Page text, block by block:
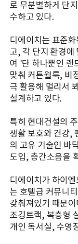
로 무분별하게 단
수하고 있다.
디에이치는 표준
고, 각 단지 환경에
여 '단 하나뿐인 랜
맞춰 커튼월룩, 비
극 활용해 멀리서
설계하고 있다.
특히 현대건설의
생활 보호와 건강,
의 고유 기술인 바
도입, 층간소음을
디에이치가 하이
는 호텔급 커뮤니
갖춰져있기 때문
조깅트랙, 복층형
개인 독서실, 수영